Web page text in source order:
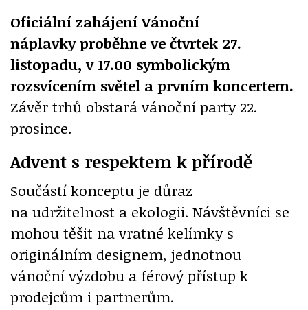
Oficiální zahájení Vánoční
náplavky proběhne ve čtvrtek 27.
listopadu, v 17.00 symbolickým
rozsvícením světel a prvním koncertem.
Závěr trhů obstará vánoční party 22.
prosince.
Advent s respektem k přírodě
Součástí konceptu je důraz
na udržitelnost a ekologii. Návštěvníci se
mohou těšit na vratné kelímky s
originálním designem, jednotnou
vánoční výzdobu a férový přístup k
prodejcům i partnerům.